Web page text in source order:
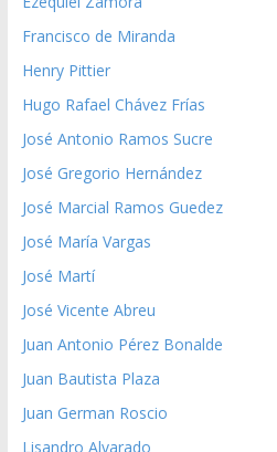
Francisco de Miranda
Henry Pittier
Hugo Rafael Chávez Frías
José Antonio Ramos Sucre
José Gregorio Hernández
José Marcial Ramos Guedez
José María Vargas
José Martí
José Vicente Abreu
Juan Antonio Pérez Bonalde
Juan Bautista Plaza
Juan German Roscio
Lisandro Alvarado